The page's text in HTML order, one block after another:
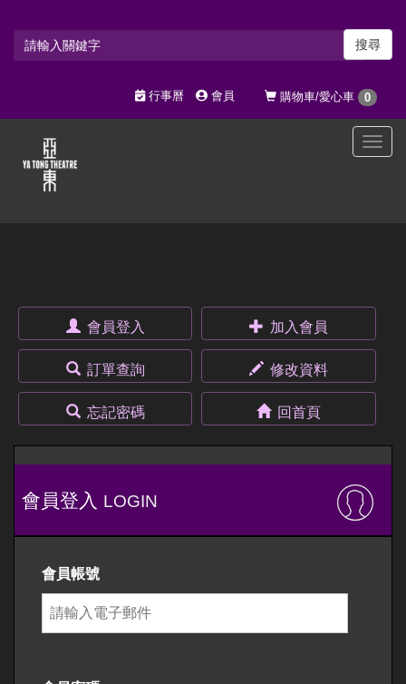
搜尋
購物車/愛心車 0
行事曆 會員
選
會員登入 加入會員
訂單查詢 修改資料
忘記密碼 回首頁
會員登入 LOGIN
會員帳號